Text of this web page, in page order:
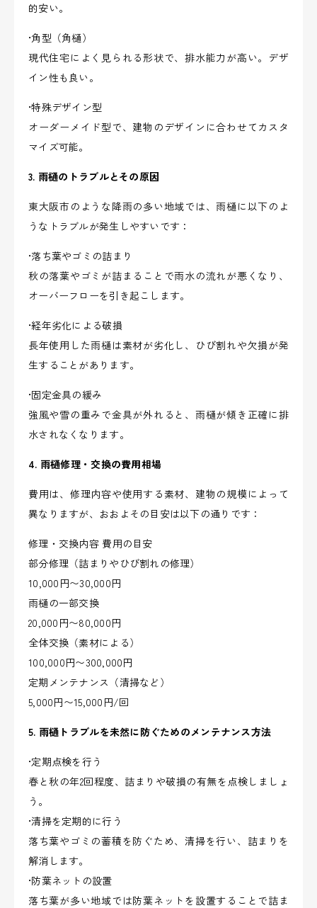
的安い。
•角型（角樋）
現代住宅によく見られる形状で、排水能力が高い。デザ
イン性も良い。
•特殊デザイン型
オーダーメイド型で、建物のデザインに合わせてカスタ
マイズ可能。
3. 雨樋のトラブルとその原因
東大阪市のような降雨の多い地域では、雨樋に以下のよ
うなトラブルが発生しやすいです：
•落ち葉やゴミの詰まり
秋の落葉やゴミが詰まることで雨水の流れが悪くなり、
オーバーフローを引き起こします。
•経年劣化による破損
長年使用した雨樋は素材が劣化し、ひび割れや欠損が発
生することがあります。
•固定金具の緩み
強風や雪の重みで金具が外れると、雨樋が傾き正確に排
水されなくなります。
4. 雨樋修理・交換の費用相場
費用は、修理内容や使用する素材、建物の規模によって
異なりますが、おおよその目安は以下の通りです：
修理・交換内容 費用の目安
部分修理（詰まりやひび割れの修理）
10,000円〜30,000円
雨樋の一部交換
20,000円〜80,000円
全体交換（素材による）
100,000円〜300,000円
定期メンテナンス（清掃など）
5,000円〜15,000円/回
5. 雨樋トラブルを未然に防ぐためのメンテナンス方法
•定期点検を行う
春と秋の年2回程度、詰まりや破損の有無を点検しましょ
う。
•清掃を定期的に行う
落ち葉やゴミの蓄積を防ぐため、清掃を行い、詰まりを
解消します。
•防葉ネットの設置
落ち葉が多い地域では防葉ネットを設置することで詰ま